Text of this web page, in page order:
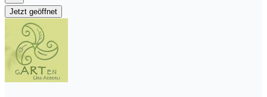
Jetzt geöffnet